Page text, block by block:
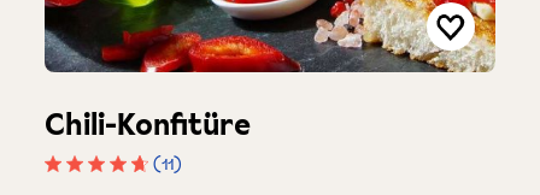
Chili-Konfitüre
(11)